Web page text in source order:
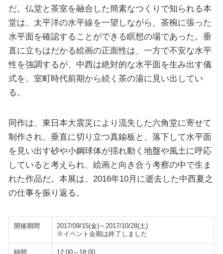
だ。仏堂と茶室を融合した簡素なつくりで知られる本
堂は、太平洋の水平線を一望しながら、茶椀に張った
水平面を確認することができる瞑想の場であった。垂
直に立ちはだかる絵画の正面性は、一方で不安な水平
性を強調するが、中西は絶対的な水平面を生み出す儀
式を、室町時代前期から続く茶の湯に見い出してい
る。
同作は、東日本大震災により流失した六角堂に寄せて
制作され、垂直に切り立つ真鍮板と、落下して水平面
を見い出す砂や小鋼球体が揺れ動く地盤や風土に呼応
していると考えられ、絵画と向き合う考察の中で生ま
れた作品だ。本展は、2016年10月に逝去した中西夏之
の仕事を振り返る。
開催期間
2017/09/15(金)～2017/10/28(土)
※イベント会期は終了しました
時間 12:00～18:00